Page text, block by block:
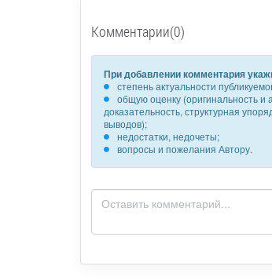
Комментарии(0)
При добавлении комментария
степень актуальности
общую оценку (оригинальность и
доказательность, структурная
выводов);
недостатки, недочеты;
вопросы и пожелания Автору.